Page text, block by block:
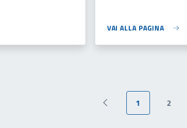
VAI ALLA PAGINA
Pagina precedente
Pagina attuale
1
Page
2